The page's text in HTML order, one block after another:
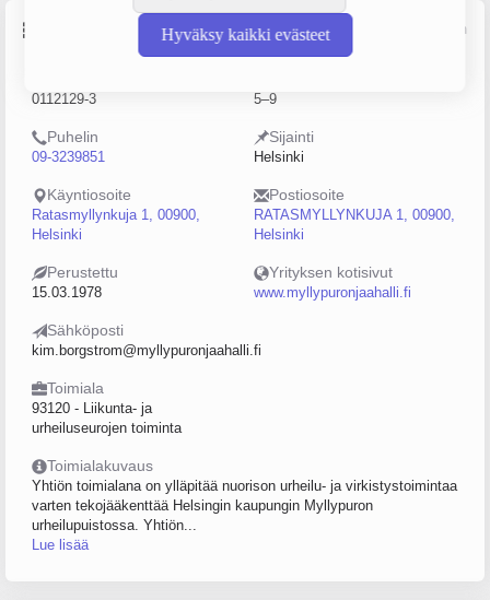
Hyväksy kaikki evästeetLähde: YTJ, PRH, Traficom
0112129-3 5–9
Puhelin
09-3239851
Sijainti
Helsinki
Käyntiosoite
Ratasmyllynkuja 1, 00900,
Helsinki
Postiosoite
RATASMYLLYNKUJA 1, 00900,
Helsinki
Perustettu
15.03.1978
Yrityksen kotisivut
www.myllypuronjaahalli.fi
Sähköposti
kim.borgstrom@myllypuronjaahalli.fi
Toimiala
93120 - Liikunta- ja
urheiluseurojen toiminta
Toimialakuvaus
Yhtiön toimialana on ylläpitää nuorison urheilu- ja virkistystoimintaa
varten tekojääkenttää Helsingin kaupungin Myllypuron
urheilupuistossa. Yhtiön...
Lue lisää